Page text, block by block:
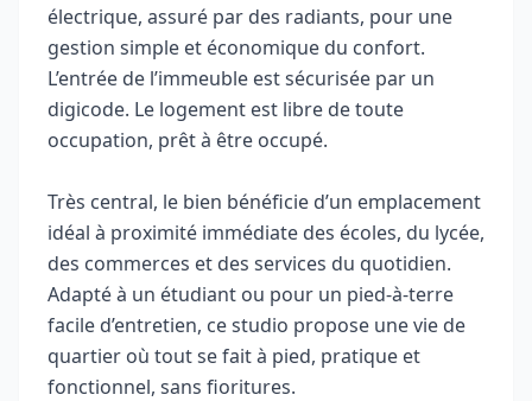
électrique, assuré par des radiants, pour une
gestion simple et économique du confort.
L’entrée de l’immeuble est sécurisée par un
digicode. Le logement est libre de toute
occupation, prêt à être occupé.
Très central, le bien bénéficie d’un emplacement
idéal à proximité immédiate des écoles, du lycée,
des commerces et des services du quotidien.
Adapté à un étudiant ou pour un pied-à-terre
facile d’entretien, ce studio propose une vie de
quartier où tout se fait à pied, pratique et
fonctionnel, sans fioritures.